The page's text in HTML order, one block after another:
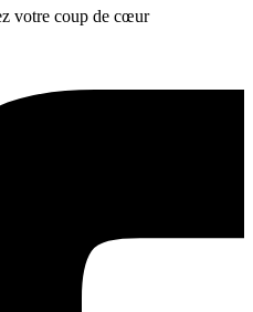
votre coup de cœur